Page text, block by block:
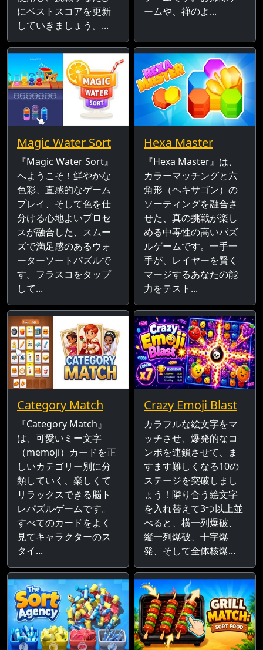
にベストスコアを更新
していきましょう。...
ームや、禅のよ...
Magic Water Sort
『Magic Water Sort』
へようこそ！鮮やかな
色彩、直感的なゲーム
プレイ、そして色を仕
分ける心地よいプロセ
スが融合した、スムー
ズで満足感のあるウォ
ーターソートパズルで
す。フラスコをタップ
して...
Hexa Master
『Hexa Master』は、
カラーマッチングと六
角形（ヘキサゴン）の
ソーティングを融合さ
せた、真の挑戦が楽し
める中毒性の高いパズ
ルゲームです。一手一
手が、レイヤーを賢く
マージするあなたの能
力をテスト...
Category Match
『Category Match』
は、可愛いミー文字
（memoji）カードを正
しいカテゴリー別に分
類していく、楽しくて
リラックスできる脳ト
レパズルゲームです。
すべてのカードをよく
見てキャラクターのス
タイ...
Crazy Emoji Blast
カラフルな絵文字をマ
ッチさせ、爆発的なコ
ンボを連鎖させて、ま
すます難しくなる10の
ステージを突破しまし
ょう！隣り合う絵文字
を入れ替えて3つ以上並
べると、横一列爆破、
縦一列爆破、十字爆
発、そして全体核爆...